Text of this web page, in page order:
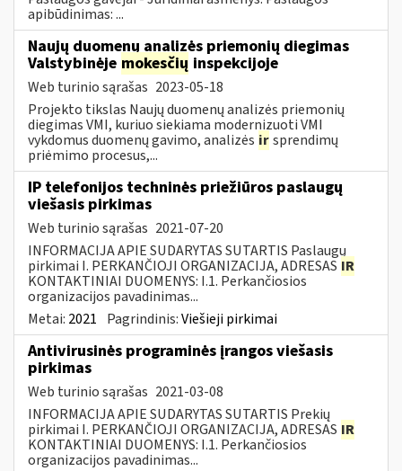
apibūdinimas: ...
Naujų duomenų analizės priemonių diegimas
Valstybinėje mokesčių inspekcijoje
Web turinio sąrašas 2023-05-18
Projekto tikslas Naujų duomenų analizės priemonių
diegimas VMI, kuriuo siekiama modernizuoti VMI
vykdomus duomenų gavimo, analizės irsprendimų
priėmimo procesus,...
IP telefonijos techninės priežiūros paslaugų
viešasis pirkimas
Web turinio sąrašas 2021-07-20
INFORMACIJA APIE SUDARYTAS SUTARTIS Paslaugų
pirkimai I. PERKANČIOJI ORGANIZACIJA, ADRESAS IR
KONTAKTINIAI DUOMENYS: I.1. Perkančiosios
organizacijos pavadinimas...
Metai: 2021 Pagrindinis:Viešieji pirkimai
Antivirusinės programinės įrangos viešasis
pirkimas
Web turinio sąrašas 2021-03-08
INFORMACIJA APIE SUDARYTAS SUTARTIS Prekių
pirkimai I. PERKANČIOJI ORGANIZACIJA, ADRESAS IR
KONTAKTINIAI DUOMENYS: I.1. Perkančiosios
organizacijos pavadinimas...